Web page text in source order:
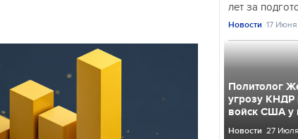
лет за
Новости 17 Июня
Политолог
угрозу КНДР
войск США у
Новости 27